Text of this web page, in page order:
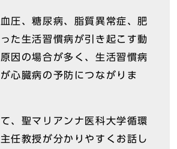
圧、糖尿病、脂質異常症、肥
た生活習慣病が引き起こす動
因の場合が多く、生活習慣病
心臓病の予防につながりま
、聖マリアンナ医科大学循環
任教授が分かりやすくお話し